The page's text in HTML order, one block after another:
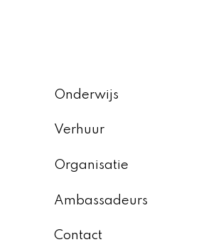
Onderwijs
Verhuur
Organisatie
Ambassadeurs
Contact